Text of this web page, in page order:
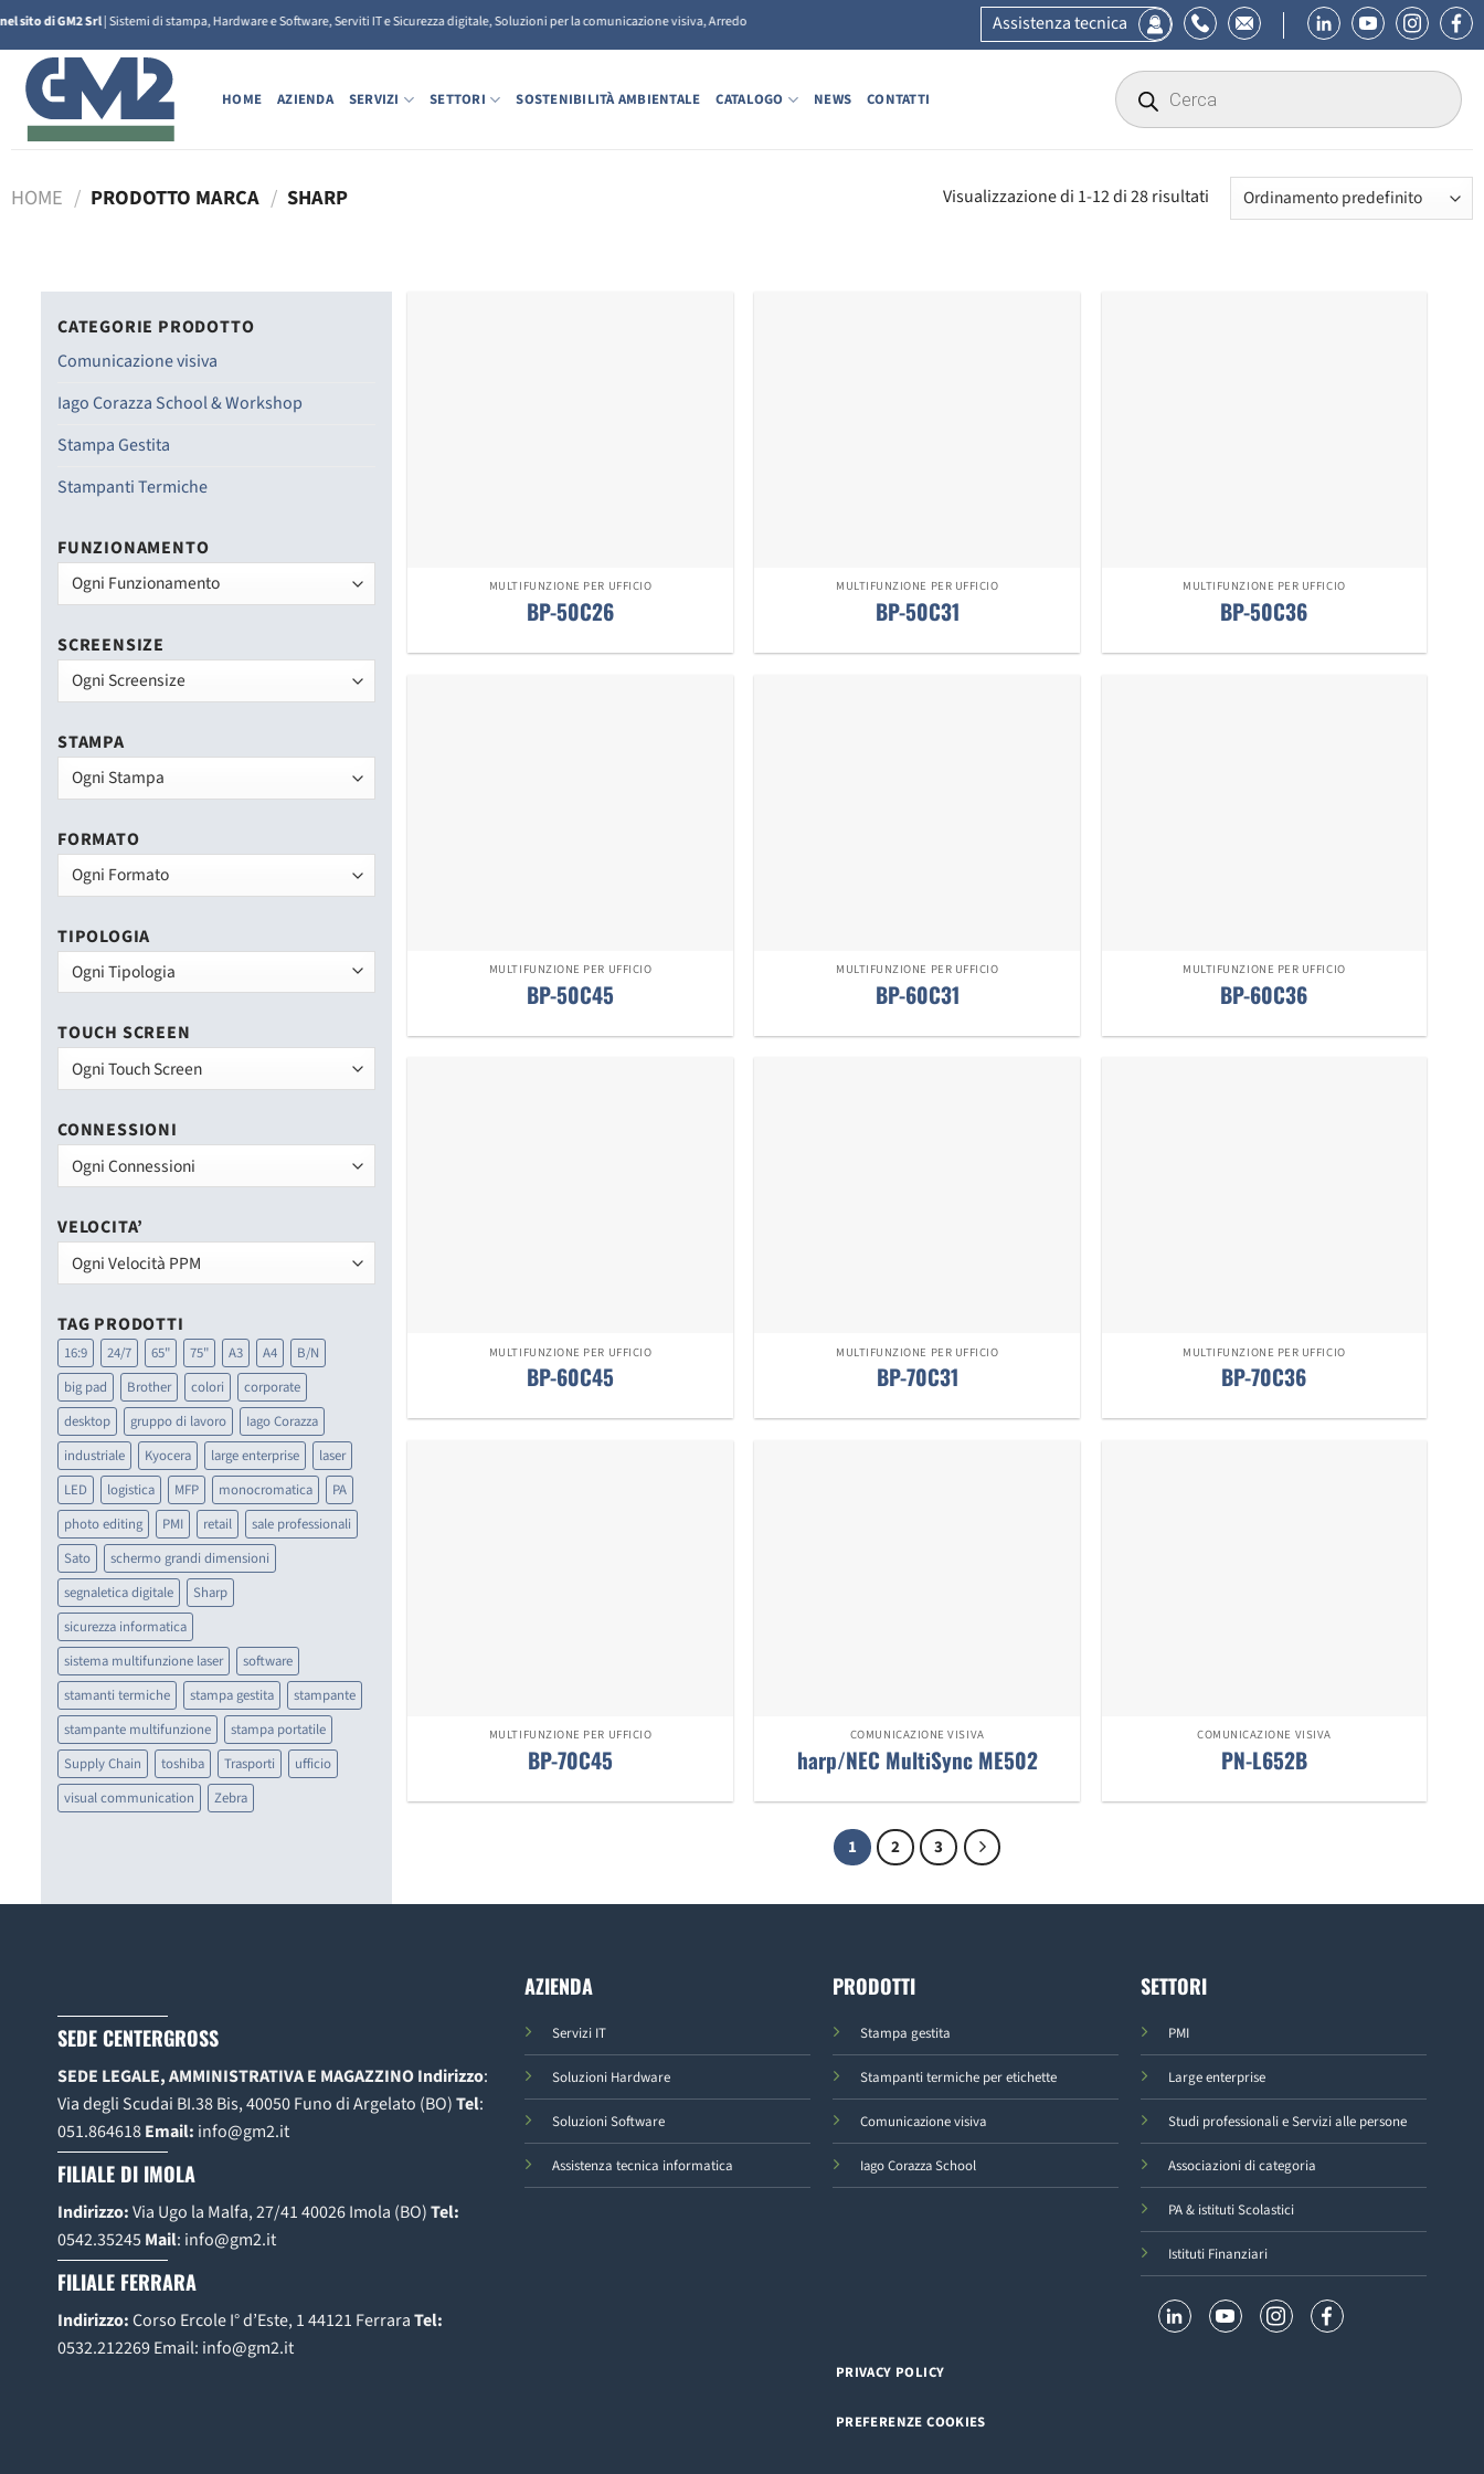
Salta
contenuti
sito di GM2 Srl| Sistemi di stampa, Hardware e Software, Serviti IT e Sicurezza digitale, Soluzioni per la comunicazione visiva, Arredo Assistenza tecnica
HOME AZIENDA SERVIZI SETTORI SOSTENIBILITÀ AMBIENTALE CATALOGO NEWS CONTATTI
Products
search
HOME / PRODOTTO MARCA / SHARP Visualizzazione di 1-12 di 28 risultati
CATEGORIE PRODOTTO
Comunicazione visiva
Iago Corazza School & Workshop
Stampa Gestita
Stampanti Termiche
FUNZIONAMENTO
SCREENSIZE
STAMPA
FORMATO
TIPOLOGIA
TOUCH SCREEN
CONNESSIONI
VELOCITA’
TAG PRODOTTI
16:9 24/7 65" 75" A3 A4
B/N
big pad
Brother colori
corporate
desktop
gruppo di lavoro
Iago Corazza
industriale
Kyocera large enterprise
laser
LED
logistica MFP monocromatica
PA
photo editing
PMI retail
sale professionali
Sato
schermo grandi dimensioni
segnaletica digitale
Sharp
sicurezza informatica
sistema multifunzione laser
software
stamanti termiche
stampa gestita
stampante
stampante multifunzione
stampa portatile
Supply Chain
toshiba Trasporti
ufficio
visual communication
Zebra
MULTIFUNZIONE PER UFFICIO
BP-50C26
MULTIFUNZIONE PER UFFICIO
BP-50C31
MULTIFUNZIONE PER UFFICIO
BP-50C36
MULTIFUNZIONE PER UFFICIO
BP-50C45
MULTIFUNZIONE PER UFFICIO
BP-60C31
MULTIFUNZIONE PER UFFICIO
BP-60C36
MULTIFUNZIONE PER UFFICIO
BP-60C45
MULTIFUNZIONE PER UFFICIO
BP-70C31
MULTIFUNZIONE PER UFFICIO
BP-70C36
MULTIFUNZIONE PER UFFICIO
BP-70C45
COMUNICAZIONE VISIVA
harp/NEC MultiSync ME502
COMUNICAZIONE VISIVA
PN-L652B
1 2 3
SEDE CENTERGROSS
SEDE LEGALE, AMMINISTRATIVA E MAGAZZINOIndirizzo:
Via degli Scudai BI.38 Bis, 40050 Funo di Argelato (BO)Tel:
051.864618Email: info@gm2.it
FILIALE DI IMOLA
Indirizzo:Via Ugo la Malfa, 27/41 40026 Imola (BO)Tel:
0542.35245Mail: info@gm2.it
FILIALE FERRARA
Indirizzo:Corso Ercole I° d’Este, 1 44121 FerraraTel:
0532.212269Email: info@gm2.it
AZIENDA
Servizi IT
Soluzioni Hardware
Soluzioni Software
Assistenza tecnica informatica
PRODOTTI
Stampa gestita
Stampanti termiche per etichette
Comunicazione visiva
Iago Corazza School
SETTORI
PMI
Large enterprise
Studi professionali e Servizi alle persone
Associazioni di categoria
PA & istituti Scolastici
Istituti Finanziari
PRIVACY POLICY
PREFERENZE COOKIES